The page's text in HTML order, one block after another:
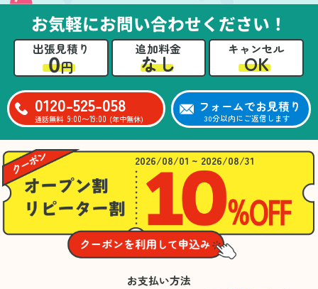
お気軽にお問い合わせください！
出張見積り
0円
追加料金
なし
キャンセル
OK
0120-525-058
通話無料 9:00〜19:00 (年中無休)
フォームでお見積り
30分以内にご返信します
2026/08/01 ~ 2026/08/31
お支払い方法